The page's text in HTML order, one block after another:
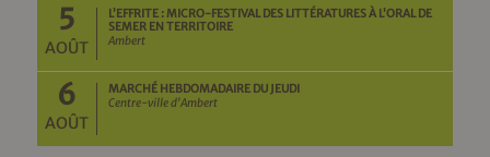
5
AOÛT
L’EFFRITE : MICRO-FESTIVAL DES LITTÉRATURES À L’ORAL DE
SEMER EN TERRITOIRE
Ambert
6
AOÛT
MARCHÉ HEBDOMADAIRE DU JEUDI
Centre-ville d'Ambert